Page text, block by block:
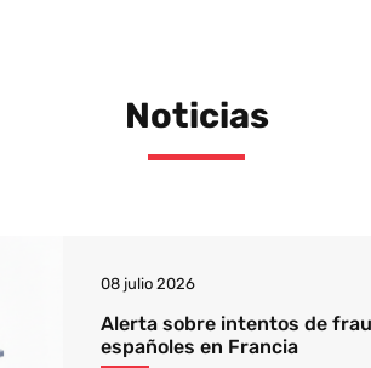
Noticias
08 julio 2026
Alerta sobre intentos de
españoles en Francia